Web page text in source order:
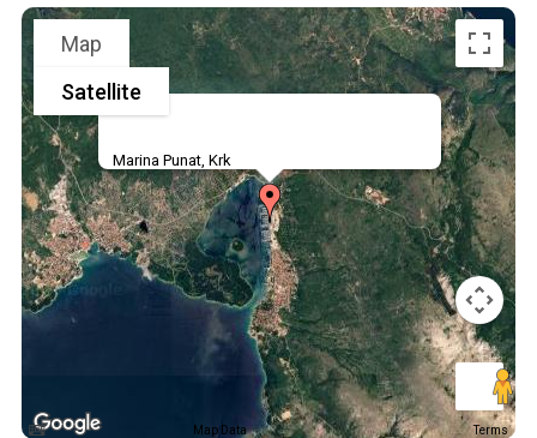
Marina Punat, Krk
Map
Satellite
Map Data Terms